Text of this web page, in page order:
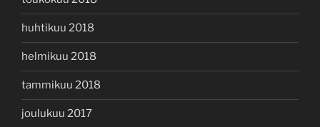
huhtikuu 2018
helmikuu 2018
tammikuu 2018
joulukuu 2017